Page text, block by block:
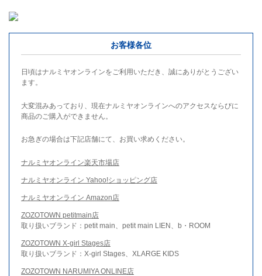
お客様各位
日頃はナルミヤオンラインをご利用いただき、誠にありがとうござい
ます。
大変混みあっており、現在ナルミヤオンラインへのアクセスならびに
商品のご購入ができません。
お急ぎの場合は下記店舗にて、お買い求めください。
ナルミヤオンライン楽天市場店
ナルミヤオンライン Yahoo!ショッピング店
ナルミヤオンライン Amazon店
ZOZOTOWN petitmain店
取り扱いブランド：petit main、petit main LIEN、b・ROOM
ZOZOTOWN X-girl Stages店
取り扱いブランド：X-girl Stages、XLARGE KIDS
ZOZOTOWN NARUMIYA ONLINE店